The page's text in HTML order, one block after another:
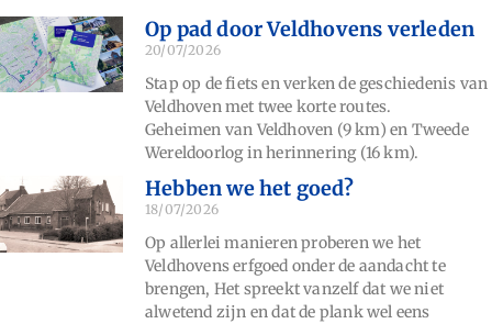
Op pad door Veldhovens verleden
20/07/2026
Stap op de fiets en verken de geschiedenis van
Veldhoven met twee korte routes.
Geheimen van Veldhoven (9 km) en Tweede
Wereldoorlog in herinnering (16 km).
Hebben we het goed?
18/07/2026
Op allerlei manieren proberen we het
Veldhovens erfgoed onder de aandacht te
brengen, Het spreekt vanzelf dat we niet
alwetend zijn en dat de plank wel eens